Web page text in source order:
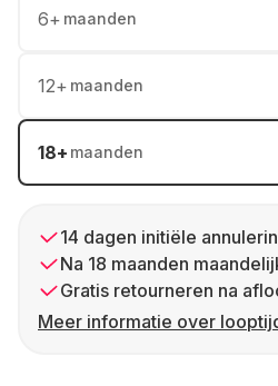
6+ maanden
12+ maanden
18+ maanden
14 dagen initiële
Na 18 maanden
Gratis retourneren na
Meer informatie over